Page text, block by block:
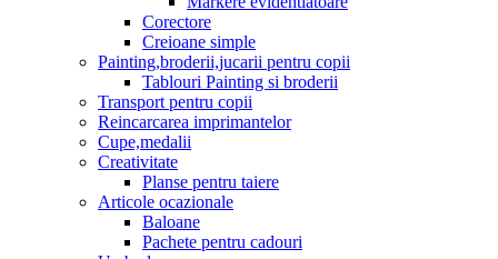
Corectore
Creioane simple
Painting,broderii,jucarii pentru copii
Tablouri Painting si broderii
Transport pentru copii
Reincarcarea imprimantelor
Cupe,medalii
Creativitate
Planse pentru taiere
Articole ocazionale
Baloane
Pachete pentru cadouri